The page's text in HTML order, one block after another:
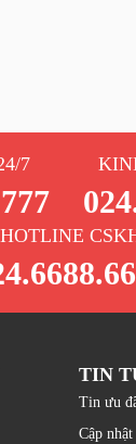
7
HOTLINE
TIN
Tin ưu
Cập